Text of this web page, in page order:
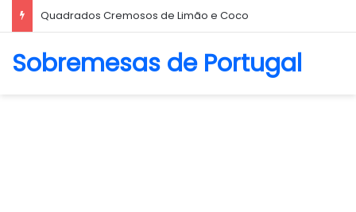
Quadrados Cremosos de Limão e Coco
Sobremesas de Portugal